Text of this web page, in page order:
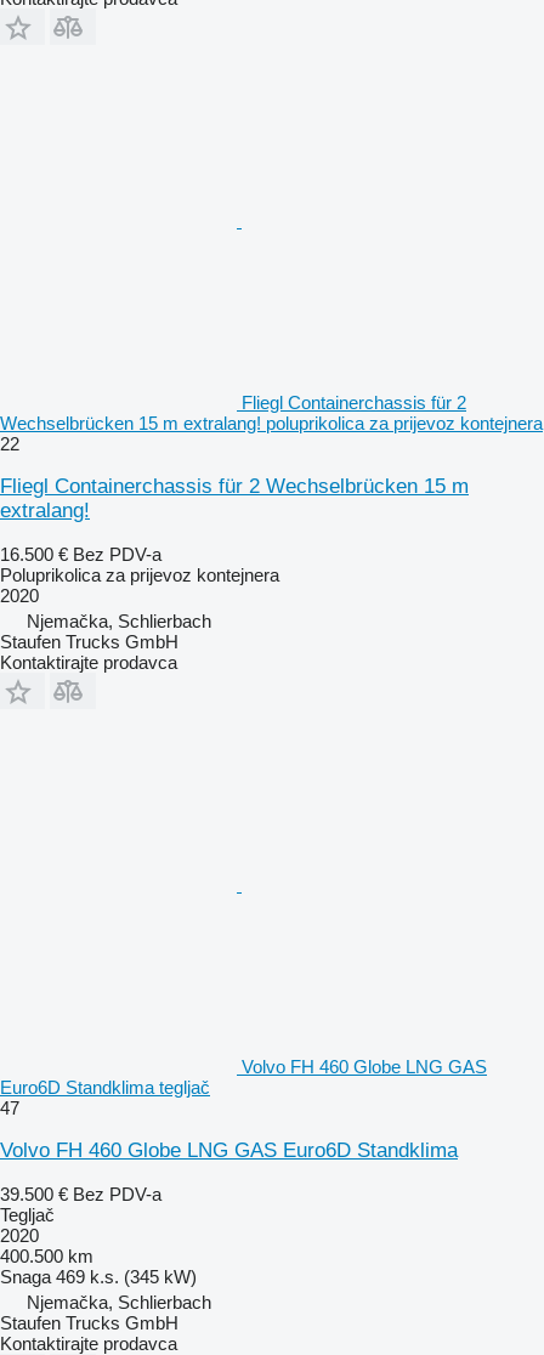
Fliegl Containerchassis für 2
Wechselbrücken 15 m extralang! poluprikolica za prijevoz kontejnera
22
Fliegl Containerchassis für 2 Wechselbrücken 15 m
extralang!
16.500 € Bez PDV-a
Poluprikolica za prijevoz kontejnera
2020
Njemačka, Schlierbach
Staufen Trucks GmbH
Kontaktirajte prodavca
Volvo FH 460 Globe LNG GAS
Euro6D Standklima tegljač
47
Volvo FH 460 Globe LNG GAS Euro6D Standklima
39.500 € Bez PDV-a
Tegljač
2020
400.500 km
Snaga 469 k.s. (345 kW)
Njemačka, Schlierbach
Staufen Trucks GmbH
Kontaktirajte prodavca